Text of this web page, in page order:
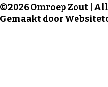
©2026 Omroep Zout | All
Gemaakt door